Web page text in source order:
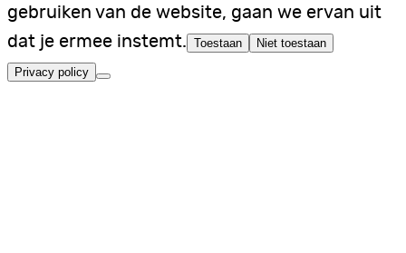
gebruiken van de website, gaan we ervan uit
dat je ermee instemt. Toestaan Niet toestaan
Privacy policy